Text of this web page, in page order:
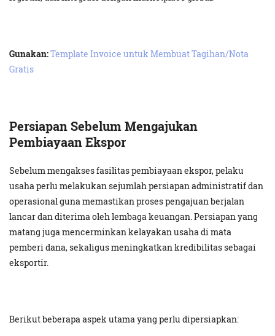
Gunakan:Template Invoice untuk Membuat Tagihan/Nota
Gratis
Persiapan Sebelum Mengajukan
Pembiayaan Ekspor
Sebelum mengakses fasilitas pembiayaan ekspor, pelaku
usaha perlu melakukan sejumlah persiapan administratif dan
operasional guna memastikan proses pengajuan berjalan
lancar dan diterima oleh lembaga keuangan. Persiapan yang
matang juga mencerminkan kelayakan usaha di mata
pemberi dana, sekaligus meningkatkan kredibilitas sebagai
eksportir.
Berikut beberapa aspek utama yang perlu dipersiapkan: